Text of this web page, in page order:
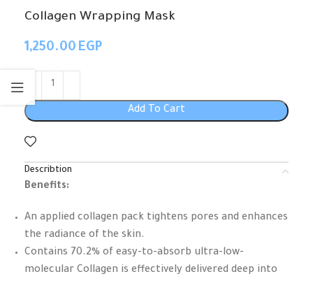
Collagen Wrapping Mask
EGP
Add To Cart
Describtion
Benefits:
An applied collagen pack tightens pores and enhances
the radiance of the skin.
Contains 70.2% of easy-to-absorb ultra-low-
molecular Collagen is effectively delivered deep into